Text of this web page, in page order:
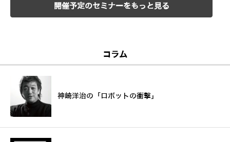
開催予定のセミナーをもっと見る
コラム
神崎洋治の「ロボットの衝撃」